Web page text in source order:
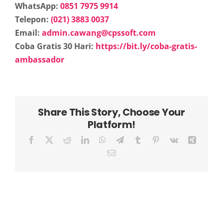
WhatsApp: 0851 7975 9914
Telepon: (021) 3883 0037
Email: admin.cawang@cpssoft.com
Coba Gratis 30 Hari: https://bit.ly/coba-gratis-
ambassador
Share This Story, Choose Your
Platform!
Facebook RedditLinkedInWhatsApp
TelegramTumblr Pinterest
Vk
Email